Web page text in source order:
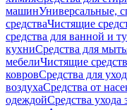
машинУниверсальные,
средстваЧистящие
средства для ванной и
кухниСредства для
мебелиЧистящие
ковровСредства для
воздухаСредства от
одеждойСредства ухода